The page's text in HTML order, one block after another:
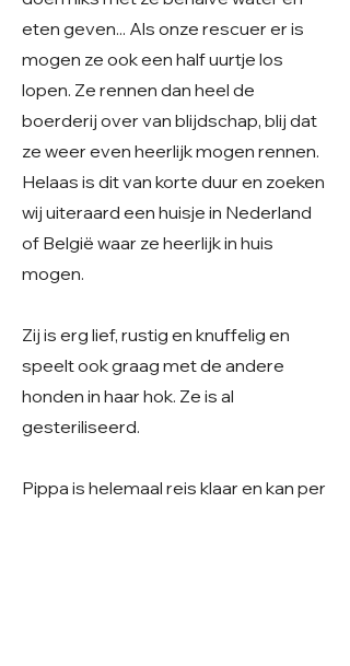
eten geven... Als onze rescuer er is
mogen ze ook een half uurtje los
lopen. Ze rennen dan heel de
boerderij over van blijdschap, blij dat
ze weer even heerlijk mogen rennen.
Helaas is dit van korte duur en zoeken
wij uiteraard een huisje in Nederland
of België waar ze heerlijk in huis
mogen.
Zij is erg lief, rustig en knuffelig en
speelt ook graag met de andere
honden in haar hok. Ze is al
gesteriliseerd.
Pippa is helemaal reis klaar en kan per